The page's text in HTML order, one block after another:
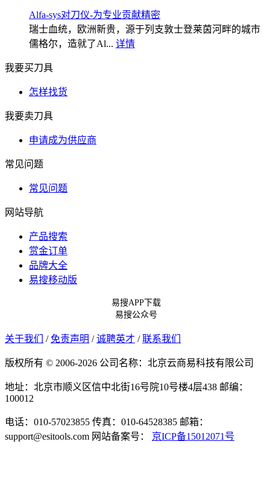
Alfa-sys对刀仪-为专业贡献精密
瑞士血统，欧洲新贵，源于列支敦士登莱茵河畔的城市
儒格尔，造就了Al... 详情
我要买刀具
怎样找货
我要卖刀具
申请成为供应商
常见问题
常见问题
网站导航
产品搜索
赏金订单
品牌大全
易搜移动版
易搜APP下载
易搜公众号
关于我们 / 免责声明 / 诚聘英才 / 联系我们
版权所有 © 2006-2026 公司名称：北京云商易科技有限公司
地址：北京市顺义区信中北街16号院10号楼4层438 邮编：
100012
电话：010-57023855 传真：010-64528385 邮箱：
support@esitools.com 网站备案号： 京ICP备15012071号